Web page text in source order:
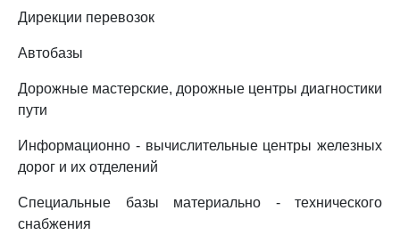
Дирекции перевозок
Автобазы
Дорожные мастерские, дорожные центры диагностики
пути
Информационно - вычислительные центры железных
дорог и их отделений
Специальные базы материально - технического
снабжения